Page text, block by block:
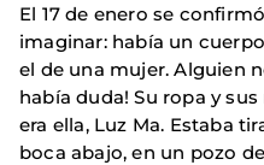
El 17 de enero se
imaginar: había un
el de una mujer. Alguien
había duda! Su ropa y
era ella, Luz Ma. Estaba
boca abajo, en un pozo